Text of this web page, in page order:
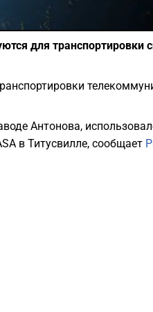
для
Антонова,
в Титусвилле, сообщает